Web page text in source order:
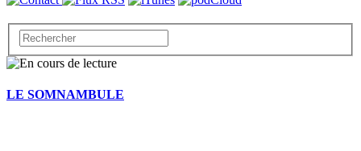
LE SOMNAMBULE